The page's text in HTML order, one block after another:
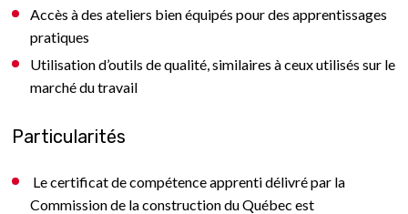
Accès à des ateliers bien équipés pour des apprentissages
pratiques
Utilisation d’outils de qualité, similaires à ceux utilisés sur le
marché du travail
Particularités
Le certificat de compétence apprenti délivré par la
Commission de la construction du Québec est